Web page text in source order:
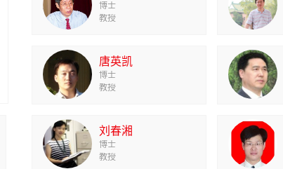
博士
教授
唐英凯
博士
教授
刘春湘
博士
教授